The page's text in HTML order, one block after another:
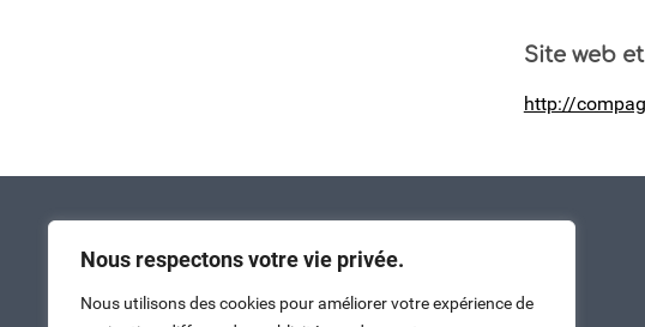
Nous respectons votre vie privée.
Nous utilisons des cookies pour améliorer votre expérience de
Site web
http://